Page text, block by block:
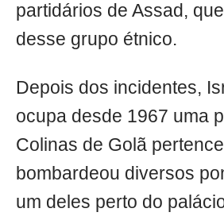
partidários de Assad,
desse grupo étnico.
Depois dos incidentes,
ocupa desde 1967 uma
Colinas de Golã
bombardeou diversos
um deles perto do